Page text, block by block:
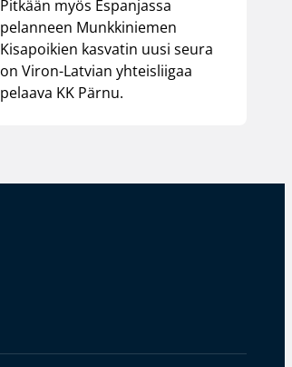
Pitkään myös Espanjassa
pelanneen Munkkiniemen
Kisapoikien kasvatin uusi seura
on Viron-Latvian yhteisliigaa
pelaava KK Pärnu.